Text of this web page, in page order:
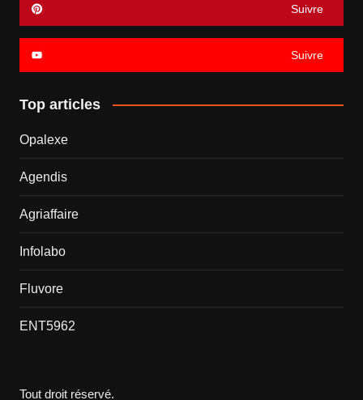
Suivre
Suivre
Top articles
Opalexe
Agendis
Agriaffaire
Infolabo
Fluvore
ENT5962
Tout droit réservé.